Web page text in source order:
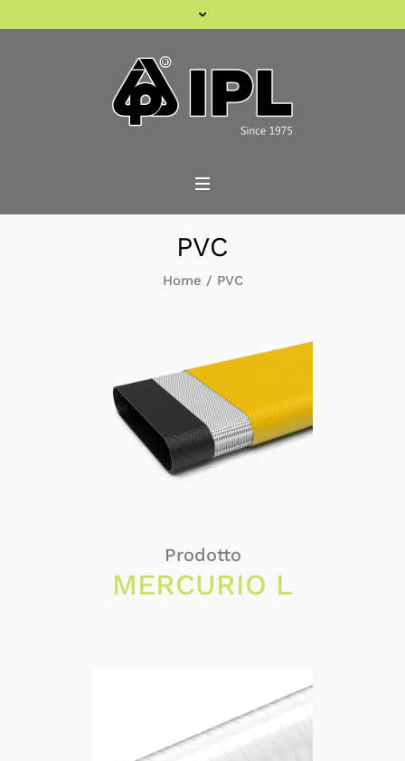
PVC
Home / PVC
Prodotto
MERCURIO L